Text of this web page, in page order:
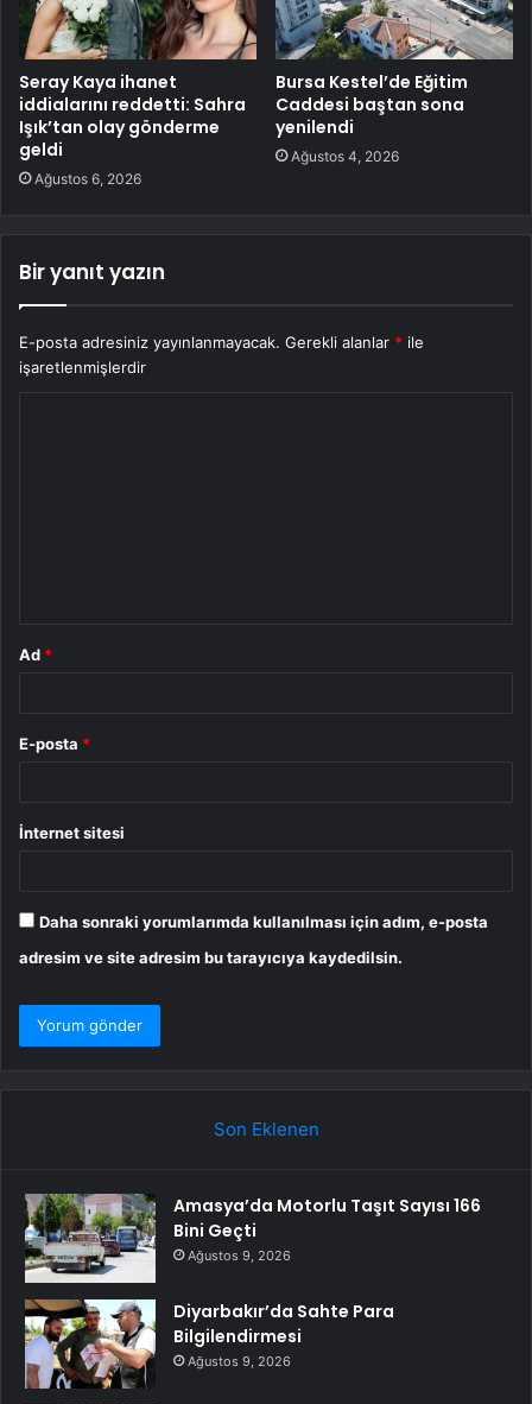
Seray Kaya ihanet
iddialarını reddetti: Sahra
Işık’tan olay gönderme
geldi
Ağustos 6, 2026
Bursa Kestel’de Eğitim
Caddesi baştan sona
yenilendi
Ağustos 4, 2026
Bir yanıt yazın
E-posta adresiniz yayınlanmayacak. Gerekli alanlar * ile
işaretlenmişlerdir
Ad *
E-posta *
İnternet sitesi
Daha sonraki yorumlarımda kullanılması için adım, e-posta
adresim ve site adresim bu tarayıcıya kaydedilsin.
Son Eklenen
Amasya’da Motorlu Taşıt Sayısı 166
Bini Geçti
Ağustos 9, 2026
Diyarbakır’da Sahte Para
Bilgilendirmesi
Ağustos 9, 2026